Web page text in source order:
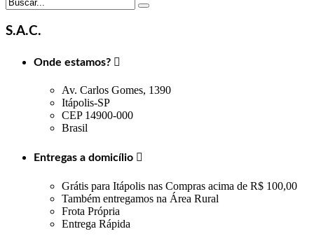
S.A.C.
Onde estamos?
Av. Carlos Gomes, 1390
Itápolis-SP
CEP 14900-000
Brasil
Entregas a domicílio 
Grátis para Itápolis nas Compras acima de R$ 100,00
Também entregamos na Área Rural
Frota Própria
Entrega Rápida